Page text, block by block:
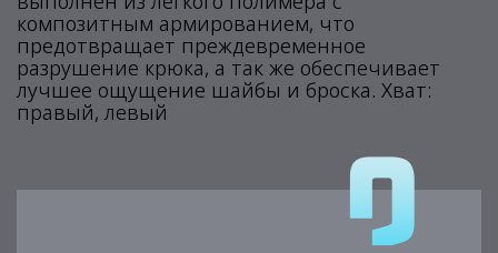
композитным армированием, что
предотвращает преждевременное
разрушение крюка, а так же обеспечивает
лучшее ощущение шайбы и броска. Хват:
правый, левый